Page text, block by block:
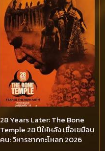
28 Years Later: The Bone
Temple 28 ปีให้หลัง เชื้อเขมือบ
คน: วิหารซากกะโหลก 2026